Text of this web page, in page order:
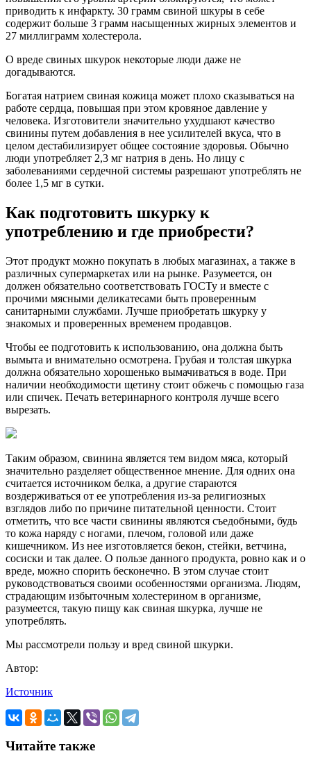
приводить к инфаркту. 30 грамм свиной шкуры в себе
содержит больше 3 грамм насыщенных жирных элементов и
27 миллиграмм холестерола.
О вреде свиных шкурок некоторые люди даже не
догадываются.
Богатая натрием свиная кожица может плохо сказываться на
работе сердца, повышая при этом кровяное давление у
человека. Изготовители значительно ухудшают качество
свинины путем добавления в нее усилителей вкуса, что в
целом дестабилизирует общее состояние здоровья. Обычно
люди употребляет 2,3 мг натрия в день. Но лицу с
заболеваниями сердечной системы разрешают употреблять не
более 1,5 мг в сутки.
Как подготовить шкурку к
употреблению и где приобрести?
Этот продукт можно покупать в любых магазинах, а также в
различных супермаркетах или на рынке. Разумеется, он
должен обязательно соответствовать ГОСТу и вместе с
прочими мясными деликатесами быть проверенным
санитарными службами. Лучше приобретать шкурку у
знакомых и проверенных временем продавцов.
Чтобы ее подготовить к использованию, она должна быть
вымыта и внимательно осмотрена. Грубая и толстая шкурка
должна обязательно хорошенько вымачиваться в воде. При
наличии необходимости щетину стоит обжечь с помощью газа
или спичек. Печать ветеринарного контроля лучше всего
вырезать.
Таким образом, свинина является тем видом мяса, который
значительно разделяет общественное мнение. Для одних она
считается источником белка, а другие стараются
воздерживаться от ее употребления из-за религиозных
взглядов либо по причине питательной ценности. Стоит
отметить, что все части свинины являются съедобными, будь
то кожа наряду с ногами, плечом, головой или даже
кишечником. Из нее изготовляется бекон, стейки, ветчина,
сосиски и так далее. О пользе данного продукта, ровно как и о
вреде, можно спорить бесконечно. В этом случае стоит
руководствоваться своими особенностями организма. Людям,
страдающим избыточным холестерином в организме,
разумеется, такую пищу как свиная шкурка, лучше не
употреблять.
Мы рассмотрели пользу и вред свиной шкурки.
Автор:
Источник
Читайте также